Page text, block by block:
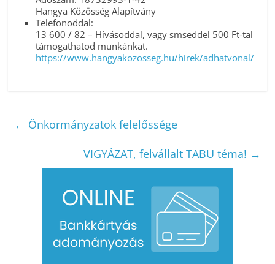
Hangya Közösség Alapítvány
Telefonoddal:
13 600 / 82 – Hívásoddal, vagy smseddel 500 Ft-tal
támogathatod munkánkat.
https://www.hangyakozosseg.hu/hirek/adhatvonal/
← Önkormányzatok felelőssége
VIGYÁZAT, felvállalt TABU téma! →